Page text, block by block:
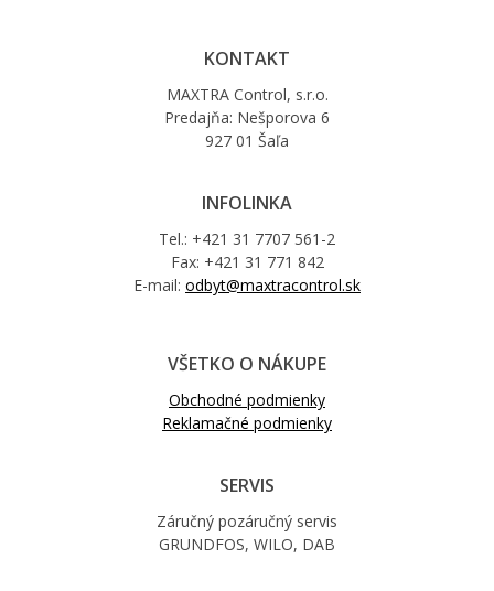
KONTAKT
MAXTRA Control, s.r.o.
Predajňa: Nešporova 6
927 01 Šaľa
INFOLINKA
Tel.: +421 31 7707 561-2
Fax: +421 31 771 842
E-mail: odbyt@maxtracontrol.sk
VŠETKO O NÁKUPE
Obchodné podmienky
Reklamačné podmienky
SERVIS
Záručný pozáručný servis
GRUNDFOS, WILO, DAB